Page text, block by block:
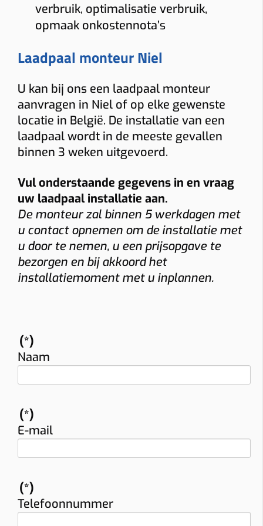
verbruik, optimalisatie verbruik,
opmaak onkostennota’s
Laadpaal monteur Niel
U kan bij ons een laadpaal monteur
aanvragen in Niel of op elke gewenste
locatie in België. De installatie van een
laadpaal wordt in de meeste gevallen
binnen 3 weken uitgevoerd.
Vul onderstaande gegevens in en vraag
uw laadpaal installatie aan.
De monteur zal binnen 5 werkdagen met
u contact opnemen om de installatie met
u door te nemen, u een prijsopgave te
bezorgen en bij akkoord het
installatiemoment met u inplannen.
(*)
Naam
(*)
E-mail
(*)
Telefoonnummer